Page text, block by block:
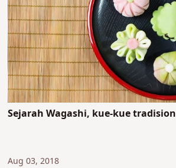
Sejarah Wagashi, kue-kue
Aug 03, 2018